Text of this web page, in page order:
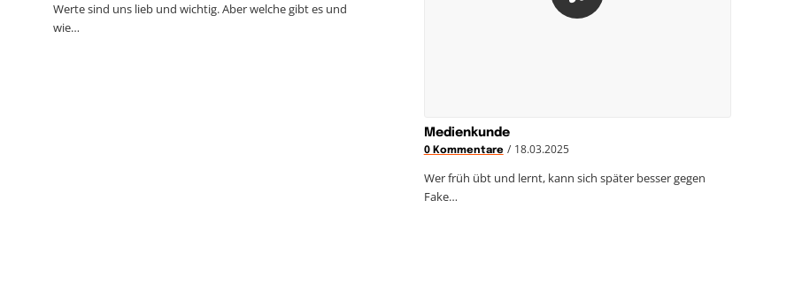
Werte sind uns lieb und wichtig. Aber welche gibt es und
wie…
Medienkunde
0 Kommentare / 18.03.2025
Wer früh übt und lernt, kann sich später besser gegen
Fake…